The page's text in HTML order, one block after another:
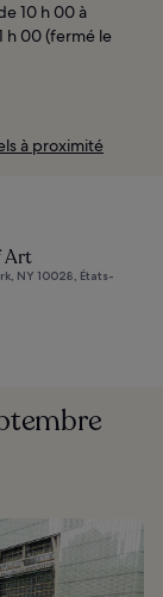
10 h 00 à
h 00 (fermé le
à proximité
Art
NY 10028, États-